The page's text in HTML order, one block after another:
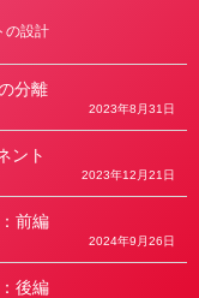
の設計
分離
2023年8月31日
ント
2023年12月21日
前編
2024年9月26日
後編